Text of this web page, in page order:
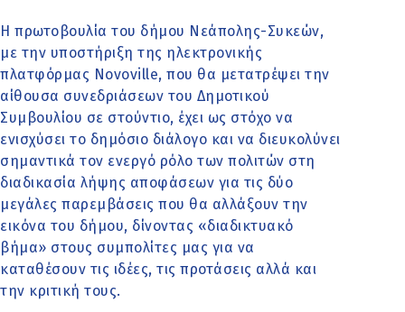
Η πρωτοβουλία του δήμου Νεάπολης-Συκεών,
με την υποστήριξη της ηλεκτρονικής
πλατφόρμας Novoville, που θα μετατρέψει την
αίθουσα συνεδριάσεων του Δημοτικού
Συμβουλίου σε στούντιο, έχει ως στόχο να
ενισχύσει το δημόσιο διάλογο και να διευκολύνει
σημαντικά τον ενεργό ρόλο των πολιτών στη
διαδικασία λήψης αποφάσεων για τις δύο
μεγάλες παρεμβάσεις που θα αλλάξουν την
εικόνα του δήμου, δίνοντας «διαδικτυακό
βήμα» στους συμπολίτες μας για να
καταθέσουν τις ιδέες, τις προτάσεις αλλά και
την κριτική τους.